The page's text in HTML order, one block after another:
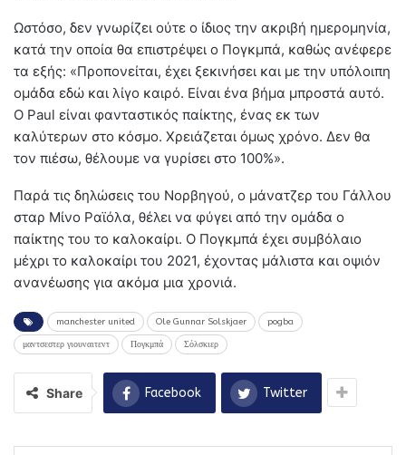
Ωστόσο, δεν γνωρίζει ούτε ο ίδιος την ακριβή ημερομηνία,
κατά την οποία θα επιστρέψει ο Πογκμπά, καθώς ανέφερε
τα εξής: «Προπονείται, έχει ξεκινήσει και με την υπόλοιπη
ομάδα εδώ και λίγο καιρό. Είναι ένα βήμα μπροστά αυτό.
Ο Paul είναι φανταστικός παίκτης, ένας εκ των
καλύτερων στο κόσμο. Χρειάζεται όμως χρόνο. Δεν θα
τον πιέσω, θέλουμε να γυρίσει στο 100%».
Παρά τις δηλώσεις του Νορβηγού, ο μάνατζερ του Γάλλου
σταρ Μίνο Ραϊόλα, θέλει να φύγει από την ομάδα ο
παίκτης του το καλοκαίρι. Ο Πογκμπά έχει συμβόλαιο
μέχρι το καλοκαίρι του 2021, έχοντας μάλιστα και οψιόν
ανανέωσης για ακόμα μια χρονιά.
manchester united Ole Gunnar Solskjaer pogba
μαντσεστερ γιουναιτεντ Πογκμπά Σόλσκιερ
Share Facebook Twitter